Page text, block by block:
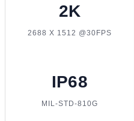
2K
2688 X 1512 @30FPS
IP68
MIL-STD-810G